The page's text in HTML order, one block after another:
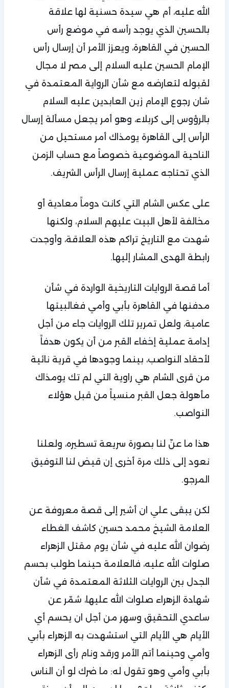
الله عليه، أم هي سيدة حسنية لها علاقة
بالحسين الذي يوجد رأسه في موضع رأس
الحسين في القاهرة، ويعزز الأمر أن إرسال رأس
الإمام الحسين عليه السلام إلى مصر لا مجال
لقبوله لتعارضه مع شأن الرواية المعتمدة في
شان رجوع الإمام زين العابدين عليه السلام
بالرؤوس إلى كربلاء، وهو أمر يجعل مسألة إرسال
الرأس إلى القاهرة يومذاك أمر مستحيل من
الناحية الموضوعية خصوصاً مع حساب الزمن
الذي تحتاجه عملية إرسال الرأس الشريف.
على عكس الشام التي كانت دوماً معادية أو
مخالفة لأهل البيت عليهم السلام، ولكنها
شهدت مع التاريخ تراكم هذه العلاقة، وأوجدت
رابطة الهدى المشار إليها.
أما قصة الروايات التاريخية الواردة في شأن
مدفنها في القاهرة بأبي وأمي فغالبيتها
عامية، ولعل تمرير تلك الروايات جاء من أجل
إدامة عملية إخفاء القبر من أن يكون هدفاً
لأحقاد النواصب، بينما وجودها في قرية نائية
من قرى الشام هي راوية التي لم تك يومذاك
مأهولة جعل القبر منسياً من قبل هؤلاء
النواصب.
هذا ما عنّ لنا بصورة سريعة تسطيره، ولعلنا
نعود إلى ذلك مرة أخرى إن قيض لنا التوفيق
المرجو.
لكن يبقى علي ان أشير إلى قصة معروفة عن
العلامة الشيخ محمد حسين كاشف الغطاء
رضوان الله عليه في شأن يوم مقتل الزهراء
صلوات الله عليه، فالعلامة حينما طولب بحسم
الجدل بين الروايات الثلاثة المعتمدة في شأن
شهادة الزهراء صلوات الله عليها، شمّر عن
ساعدي التحقيق وسهر من أجل ان يحسم أي
الأيام هي الأيام التي استشهدت به الزهراء بأبي
وأمي وحينما أتم الأمر ورقد ونام رأى الزهراء
بأبي وأمي وهو تقول له: ما ضرك لو أن الناس